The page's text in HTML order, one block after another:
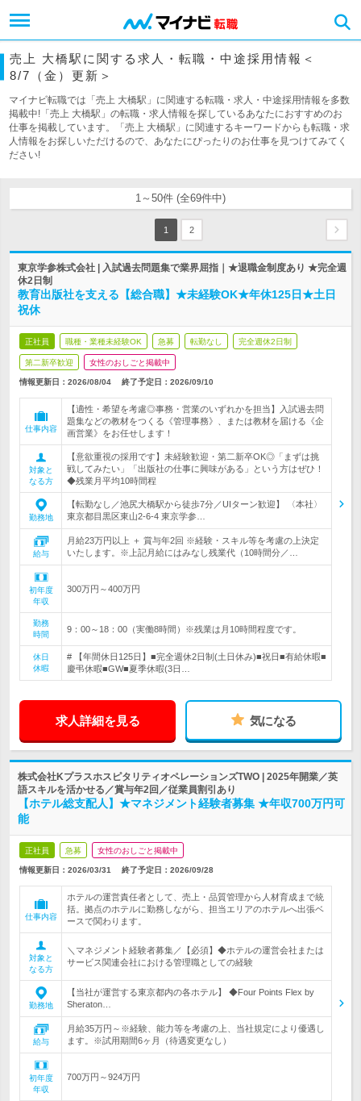
売上 大橋駅に関する求人・転職・中途採用情報＜
8/7（金）更新＞
マイナビ転職では「売上 大橋駅」に関連する転職・求人・中途採用情報を多数
掲載中!「売上 大橋駅」の転職・求人情報を探しているあなたにおすすめのお
仕事を掲載しています。「売上 大橋駅」に関連するキーワードからも転職・求
人情報をお探しいただけるので、あなたにぴったりのお仕事を見つけてみてく
ださい!
1～50件 (全69件中)
1 2
東京学参株式会社 | 入試過去問題集で業界屈指｜★退職金制度あり ★完全週
休2日制
教育出版社を支える【総合職】★未経験OK★年休125日★土日
祝休
正社員 職種・業種未経験OK 急募 転勤なし 完全週休2日制
第二新卒歓迎 女性のおしごと掲載中
情報更新日：2026/08/04 終了予定日： 2026/09/10
仕事内容
【適性・希望を考慮◎事務・営業のいずれかを担当】入試過去問
題集などの教材をつくる《管理事務》、または教材を届ける《企
画営業》をお任せします！
対象と
なる方
【意欲重視の採用です】未経験歓迎・第二新卒OK◎「まずは挑
戦してみたい」「出版社の仕事に興味がある」という方はぜひ！
◆残業月平均10時間程
勤務地
【転勤なし／池尻大橋駅から徒歩7分／UIターン歓迎】 〈本社〉
東京都目黒区東山2-6-4 東京学参…
給与
月給23万円以上 ＋ 賞与年2回 ※経験・スキル等を考慮の上決定
いたします。※上記月給にはみなし残業代（10時間分／…
初年度
年収
300万円～400万円
勤務
時間
9：00～18：00（実働8時間）※残業は月10時間程度です。
休日
休暇
# 【年間休日125日】■完全週休2日制(土日休み)■祝日■有給休暇■
慶弔休暇■GW■夏季休暇(3日…
求人詳細を見る 気になる
株式会社KプラスホスピタリティオペレーションズTWO | 2025年開業／英
語スキルを活かせる／賞与年2回／従業員割引あり
【ホテル総支配人】★マネジメント経験者募集 ★年収700万円可
能
正社員 急募 女性のおしごと掲載中
情報更新日：2026/03/31 終了予定日： 2026/09/28
仕事内容
ホテルの運営責任者として、売上・品質管理から人材育成まで統
括。拠点のホテルに勤務しながら、担当エリアのホテルへ出張ベ
ースで関わります。
対象と
なる方
＼マネジメント経験者募集／【必須】◆ホテルの運営会社または
サービス関連会社における管理職としての経験
勤務地
【当社が運営する東京都内の各ホテル】 ◆Four Points Flex by
Sheraton…
給与
月給35万円～※経験、能力等を考慮の上、当社規定により優遇し
ます。※試用期間6ヶ月（待遇変更なし）
初年度
年収
700万円～924万円